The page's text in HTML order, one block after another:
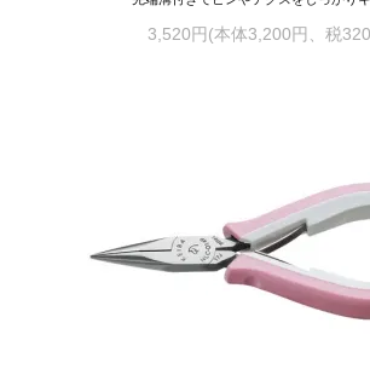
3,520円(本体3,200円、税